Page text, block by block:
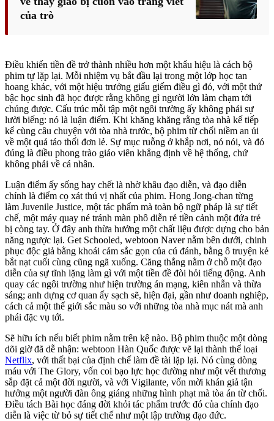
của trò
Điều khiến tiền đề trở thành nhiều hơn một khẩu hiệu là cách bộ
phim tự lặp lại. Mỗi nhiệm vụ bắt đầu lại trong một lớp học tan
hoang khác, với một hiệu trưởng giấu giếm điều gì đó, với một thứ
bậc học sinh đã học được rằng không gì người lớn làm chạm tới
chúng được. Cấu trúc mỗi tập một ngôi trường ấy không phải sự
lười biếng: nó là luận điểm. Khi khăng khăng rằng tòa nhà kế tiếp
kể cùng câu chuyện với tòa nhà trước, bộ phim từ chối niềm an ủi
về một quả táo thối đơn lẻ. Sự mục ruỗng ở khắp nơi, nó nói, và đó
đúng là điều phong trào giáo viên khẳng định về hệ thống, chứ
không phải về cá nhân.
Luận điểm ấy sống hay chết là nhờ khâu đạo diễn, và đạo diễn
chính là điểm cọ xát thú vị nhất của phim. Hong Jong-chan từng
làm Juvenile Justice, một tác phẩm mà toàn bộ ngữ pháp là sự tiết
chế, một máy quay né tránh màn phô diễn rẻ tiền cảnh một đứa trẻ
bị còng tay. Ở đây anh thừa hưởng một chất liệu được dựng cho bản
năng ngược lại. Get Schooled, webtoon Naver nằm bên dưới, chinh
phục độc giả bằng khoái cảm sắc gọn của cú đánh, bằng ô truyện kẻ
bắt nạt cuối cùng cũng ngã xuống. Căng thẳng nằm ở chỗ một đạo
diễn của sự tĩnh lặng làm gì với một tiền đề đòi hỏi tiếng động. Anh
quay các ngôi trường như hiện trường án mạng, kiên nhẫn và thừa
sáng; anh dựng cơ quan ấy sạch sẽ, hiện đại, gần như doanh nghiệp,
cách cả một thế giới sắc màu so với những tòa nhà mục nát mà anh
phái đặc vụ tới.
Sẽ hữu ích nếu biết phim nằm trên kệ nào. Bộ phim thuộc một dòng
dõi giờ đã dễ nhận: webtoon Hàn Quốc được vẽ lại thành thể loại
Netflix, với thất bại của định chế làm đề tài lặp lại. Nó cùng dòng
máu với The Glory, vốn coi bạo lực học đường như một vết thương
sắp đặt cả một đời người, và với Vigilante, vốn mời khán giả tận
hưởng một người đàn ông giáng những hình phạt mà tòa án từ chối.
Điều tách Bài học đáng đời khỏi tác phẩm trước đó của chính đạo
diễn là việc từ bỏ sự tiết chế như một lập trường đạo đức.